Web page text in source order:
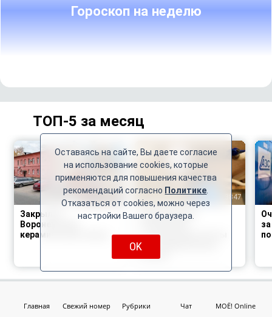
Гороскоп на неделю
ТОП-5 за месяц
5660
Закрылся
Воронежский
керамический завод
3847
Воронежцам
о повышении платы
за коммунальные
Главная Свежий номер Рубрики Чат МОЁ! Online
Оставаясь на сайте, Вы даете согласие
на использование cookies, которые
применяются для повышения качества
рекомендаций согласно Политике
Отказаться от cookies, можно через
настройки Вашего браузера.
OK